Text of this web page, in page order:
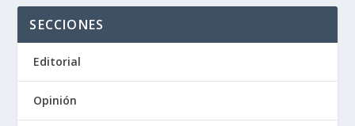
SECCIONES
Editorial
Opinión